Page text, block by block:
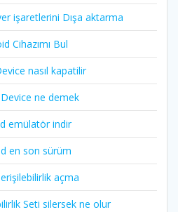
işaretlerini Dışa aktarma
Cihazımı Bul
nasıl kapatilir
ne demek
emülatör indir
en son sürüm
açma
Seti silersek ne olur